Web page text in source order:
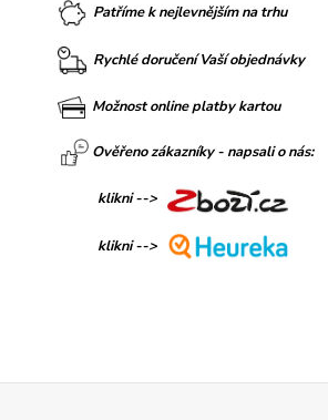
Patříme k nejlevnějším na trhu
Rychlé doručení Vaší objednávky
Možnost online platby kartou
Ověřeno zákazníky - napsali o nás:
klikni -->
klikni -->